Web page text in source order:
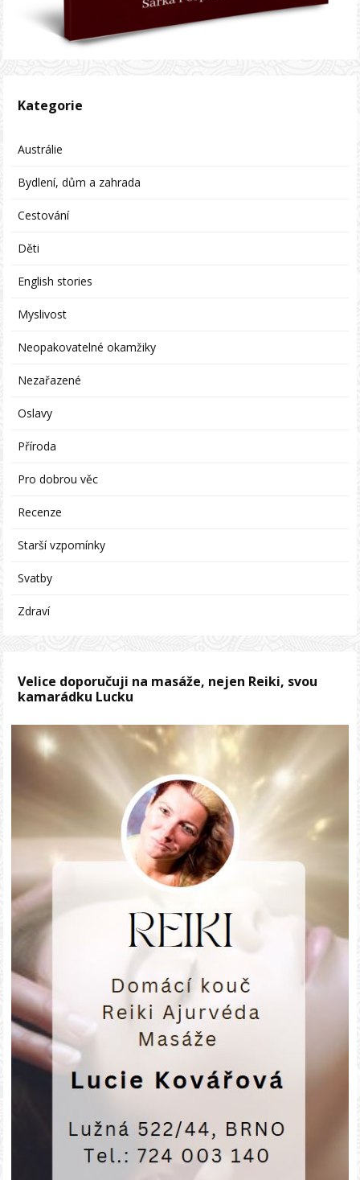
Kategorie
Austrálie
Bydlení, dům a zahrada
Cestování
Děti
English stories
Myslivost
Neopakovatelné okamžiky
Nezařazené
Oslavy
Příroda
Pro dobrou věc
Recenze
Starší vzpomínky
Svatby
Zdraví
Velice doporučuji na masáže, nejen Reiki, svou
kamarádku Lucku